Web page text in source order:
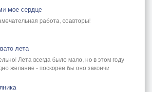
мое сердце
работа, соавторы!
лета
Лета всегда было мало, но в этом году
желание - поскорее бы оно закончи